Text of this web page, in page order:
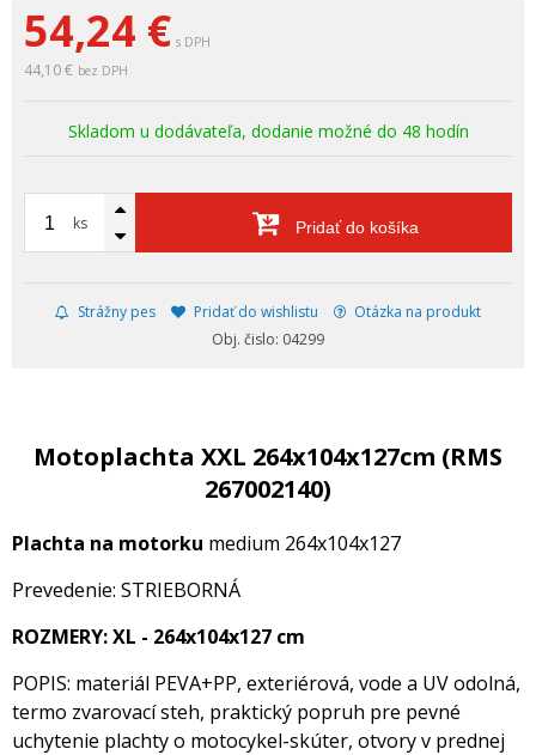
54,24 € s DPH
44,10 € bez DPH
Skladom u dodávateľa, dodanie možné do 48 hodín
ks Pridať do košíka
Strážny pes Pridať do wishlistu
Otázka na produkt
Obj. čislo: 04299
Motoplachta XXL 264x104x127cm (RMS
267002140)
Plachta na motorku medium 264x104x127
Prevedenie: STRIEBORNÁ
ROZMERY: XL - 264x104x127 cm
POPIS: materiál PEVA+PP, exteriérová, vode a UV odolná,
termo zvarovací steh, praktický popruh pre pevné
uchytenie plachty o motocykel-skúter, otvory v prednej